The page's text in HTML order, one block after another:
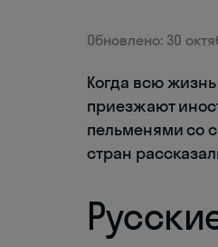
Обновлено: 30
Когда всю
приезжают
пельменями со
стран